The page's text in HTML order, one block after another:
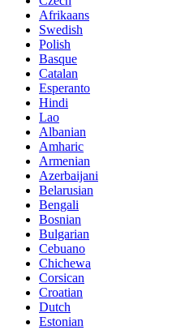
Afrikaans
Swedish
Polish
Basque
Catalan
Esperanto
Hindi
Lao
Albanian
Amharic
Armenian
Azerbaijani
Belarusian
Bengali
Bosnian
Bulgarian
Cebuano
Chichewa
Corsican
Croatian
Dutch
Estonian